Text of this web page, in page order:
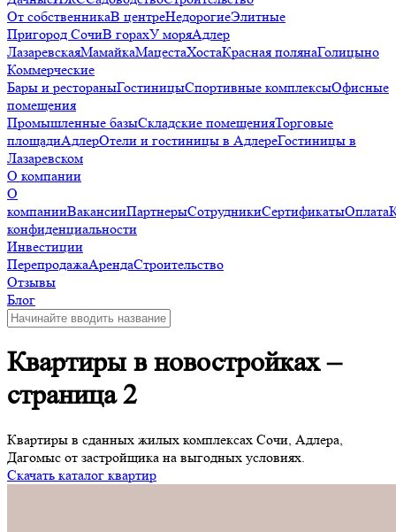
От собственникаВ центреНедорогиеЭлитные
Пригород СочиВ горахУ моряАдлер
ЛазаревскаяМамайкаМацестаХостаКрасная полянаГолицыно
Коммерческие
Бары и рестораныГостиницыСпортивные комплексыОфисные
помещения
Промышленные базыСкладские помещенияТорговые
площадиАдлерОтели и гостиницы в АдлереГостиницы в
Лазаревском
О компании
О
компанииВакансииПартнерыСотрудникиСертификатыОплата
конфиденциальности
Инвестиции
ПерепродажаАрендаСтроительство
Отзывы
Блог
Квартиры в новостройках –
страница 2
Квартиры в сданных жилых комплексах Сочи, Адлера,
Дагомыс от застройщика на выгодных условиях.
Скачать каталог квартир